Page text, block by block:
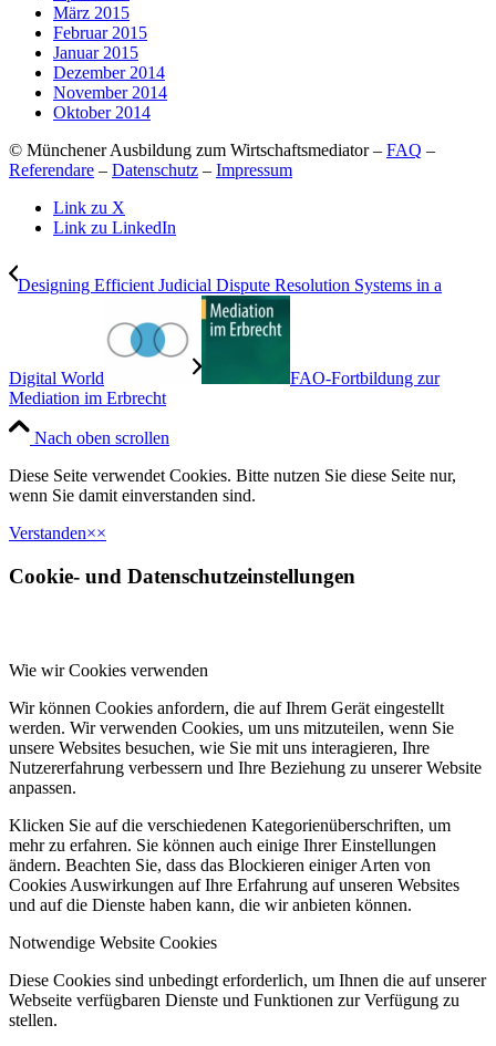
März 2015
Februar 2015
Januar 2015
Dezember 2014
November 2014
Oktober 2014
© Münchener Ausbildung zum Wirtschaftsmediator – FAQ –
Referendare – Datenschutz – Impressum
Link zu X
Link zu LinkedIn
Designing Efficient Judicial Dispute Resolution Systems in a
Digital World
FAO-Fortbildung zur
Mediation im Erbrecht
Nach oben scrollen
Diese Seite verwendet Cookies. Bitte nutzen Sie diese Seite nur,
wenn Sie damit einverstanden sind.
Verstanden××
Cookie- und Datenschutzeinstellungen
Wie wir Cookies verwenden
Wir können Cookies anfordern, die auf Ihrem Gerät eingestellt
werden. Wir verwenden Cookies, um uns mitzuteilen, wenn Sie
unsere Websites besuchen, wie Sie mit uns interagieren, Ihre
Nutzererfahrung verbessern und Ihre Beziehung zu unserer Website
anpassen.
Klicken Sie auf die verschiedenen Kategorienüberschriften, um
mehr zu erfahren. Sie können auch einige Ihrer Einstellungen
ändern. Beachten Sie, dass das Blockieren einiger Arten von
Cookies Auswirkungen auf Ihre Erfahrung auf unseren Websites
und auf die Dienste haben kann, die wir anbieten können.
Notwendige Website Cookies
Diese Cookies sind unbedingt erforderlich, um Ihnen die auf unserer
Webseite verfügbaren Dienste und Funktionen zur Verfügung zu
stellen.